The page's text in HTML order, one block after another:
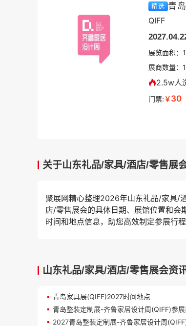
精选 青
QIFF
展览面积：
展商数量：
2.5w人
门票:￥30
关于山东礼品/家具/酒店/零售展
聚展网精心整理2026年山东礼品/家具/
店/零售展会的具体日期、展馆位置和
时间和地点信息，助您高效制定参展行程
山东礼品/家具/酒店/零售展会资
青岛家具展(QIFF)2027时间地点
青岛整装定制展-齐鲁家居设计周(QIFF)参